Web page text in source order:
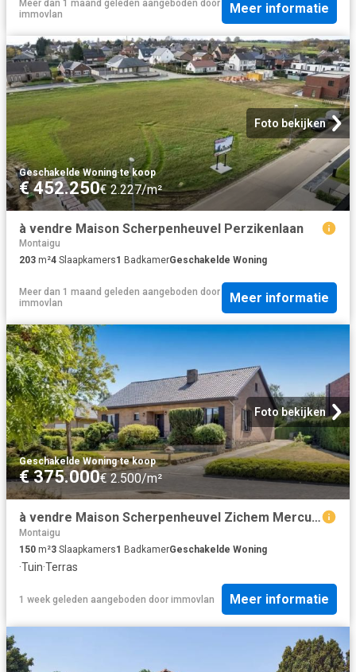
Meer dan 1 maand geleden aangeboden door
immovlan
Meer informatie
Foto bekijken
Geschakelde Woning·te koop
€ 452.250€ 2.227/m²
à vendre Maison Scherpenheuvel Perzikenlaan
Montaigu
203 m²4 Slaapkamers1 BadkamerGeschakelde Woning
Meer dan 1 maand geleden aangeboden door
immovlan
Meer informatie
Foto bekijken
Geschakelde Woning·te koop
€ 375.000€ 2.500/m²
à vendre Maison Scherpenheuvel Zichem Mercuriuslaan
Montaigu
150 m²3 Slaapkamers1 BadkamerGeschakelde Woning
·Tuin·Terras
1 week geleden aangeboden door immovlan Meer informatie